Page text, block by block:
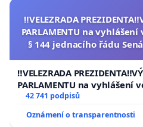
‼️VELEZRADA
PARLAMENTU na
§ 144 jednacího řádu
‼️VELEZRADA
PARLAMENTU na vyhlášení
144 jednacího řádu Senátu
republiky
42 741 podpisů
Oznámení o transparentnosti